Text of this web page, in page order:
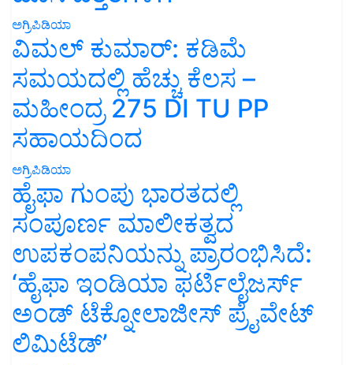
ಅಗ್ರಿಪಿಡಿಯಾ
ವಿಮಲ್ ಕುಮಾರ್: ಕಡಿಮೆ
ಸಮಯದಲ್ಲಿ ಹೆಚ್ಚು ಕೆಲಸ –
ಮಹೀಂದ್ರ 275 DI TU PP
ಸಹಾಯದಿಂದ
ಅಗ್ರಿಪಿಡಿಯಾ
ಹೈಫಾ ಗುಂಪು ಭಾರತದಲ್ಲಿ
ಸಂಪೂರ್ಣ ಮಾಲೀಕತ್ವದ
ಉಪಕಂಪನಿಯನ್ನು ಪ್ರಾರಂಭಿಸಿದೆ:
‘ಹೈಫಾ ಇಂಡಿಯಾ ಫರ್ಟಿಲೈಜರ್ಸ್
ಅಂಡ್ ಟೆಕ್ನೋಲಾಜೀಸ್ ಪ್ರೈವೇಟ್
ಲಿಮಿಟೆಡ್’